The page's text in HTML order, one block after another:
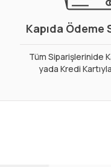
Kapıda Ödeme
Tüm Siparişlerinide
yada Kredi